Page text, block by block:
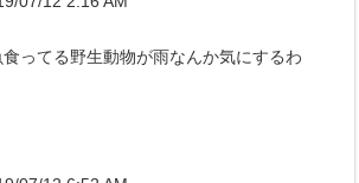
ってる野生動物が雨なんか気にするわ